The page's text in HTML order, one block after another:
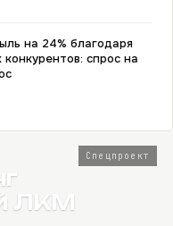
на 24% благодаря
спрос на
Спецпроект
ЛКМ